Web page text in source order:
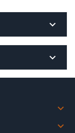



